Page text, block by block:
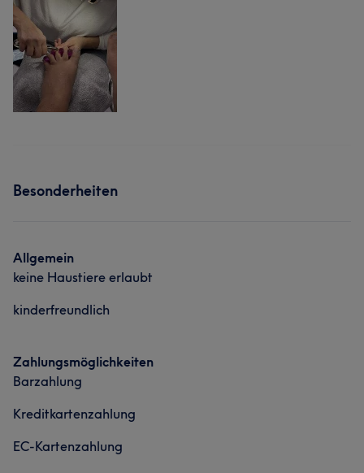
Besonderheiten
Allgemein
keine Haustiere erlaubt
kinderfreundlich
Zahlungsmöglichkeiten
Barzahlung
Kreditkartenzahlung
EC-Kartenzahlung